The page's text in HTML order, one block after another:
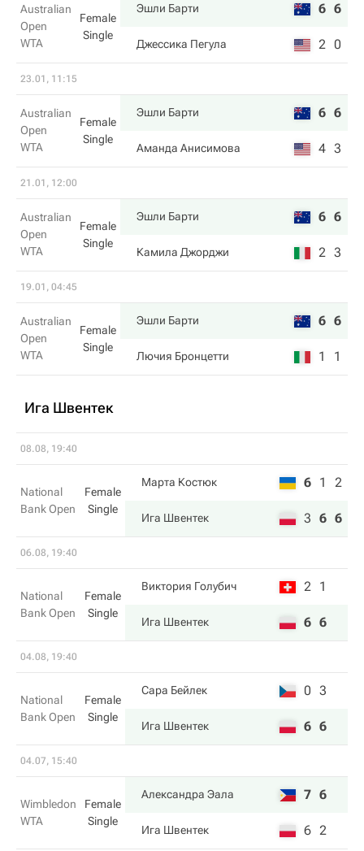
Australian
Open
WTA
Female
Single
Эшли Барти 6 6
Джессика Пегула 2 0
23.01, 11:15
Australian
Open
WTA
Female
Single
Эшли Барти 6 6
Аманда Анисимова 4 3
21.01, 12:00
Australian
Open
WTA
Female
Single
Эшли Барти 6 6
Камила Джорджи 2 3
19.01, 04:45
Australian
Open
WTA
Female
Single
Эшли Барти 6 6
Лючия Бронцетти 1 1
Ига Швентек
08.08, 19:40
National
Bank Open
Female
Single
Марта Костюк 6 1 2
Ига Швентек 3 6 6
06.08, 19:40
National
Bank Open
Female
Single
Виктория Голубич 2 1
Ига Швентек 6 6
04.08, 19:40
National
Bank Open
Female
Single
Сара Бейлек 0 3
Ига Швентек 6 6
04.07, 15:40
Wimbledon
WTA
Female
Single
Александра Эала 7 6
Ига Швентек 6 2